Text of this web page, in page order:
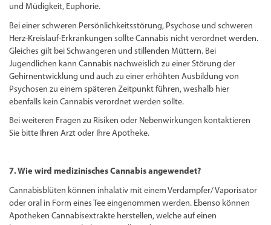
und Müdigkeit, Euphorie.
Bei einer schweren Persönlichkeitsstörung, Psychose und schweren
Herz-Kreislauf-Erkrankungen sollte Cannabis nicht verordnet werden.
Gleiches gilt bei Schwangeren und stillenden Müttern. Bei
Jugendlichen kann Cannabis nachweislich zu einer Störung der
Gehirnentwicklung und auch zu einer erhöhten Ausbildung von
Psychosen zu einem späteren Zeitpunkt führen, weshalb hier
ebenfalls kein Cannabis verordnet werden sollte.
Bei weiteren Fragen zu Risiken oder Nebenwirkungen kontaktieren
Sie bitte Ihren Arzt oder Ihre Apotheke.
7. Wie wird medizinisches Cannabis angewendet?
Cannabisblüten können inhalativ mit einem Verdampfer/ Vaporisator
oder oral in Form eines Tee eingenommen werden. Ebenso können
Apotheken Cannabisextrakte herstellen, welche auf einen